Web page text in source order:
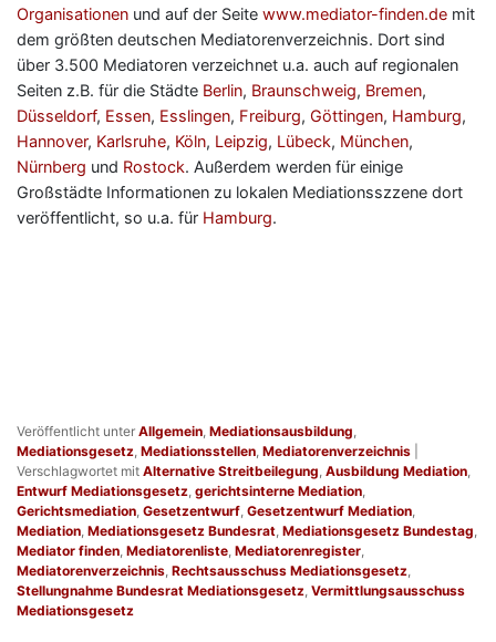
Organisationen und auf der Seite www.mediator-finden.de mit
dem größten deutschen Mediatorenverzeichnis. Dort sind
über 3.500 Mediatoren verzeichnet u.a. auch auf regionalen
Seiten z.B. für die Städte Berlin, Braunschweig, Bremen,
Düsseldorf, Essen, Esslingen, Freiburg, Göttingen, Hamburg,
Hannover, Karlsruhe, Köln, Leipzig, Lübeck, München,
Nürnberg und Rostock. Außerdem werden für einige
Großstädte Informationen zu lokalen Mediationsszzene dort
veröffentlicht, so u.a. für Hamburg.
Veröffentlicht unter Allgemein Mediationsausbildung
Mediationsgesetz Mediationsstellen Mediatorenverzeichnis
Verschlagwortet mit Alternative Streitbeilegung Ausbildung Mediation
Entwurf Mediationsgesetz gerichtsinterne Mediation
Gerichtsmediation Gesetzentwurf Gesetzentwurf Mediation
Mediation Mediationsgesetz Bundesrat Mediationsgesetz Bundestag
Mediator finden Mediatorenliste Mediatorenregister
Mediatorenverzeichnis Rechtsausschuss Mediationsgesetz
Stellungnahme Bundesrat Mediationsgesetz Vermittlungsausschuss
Mediationsgesetz